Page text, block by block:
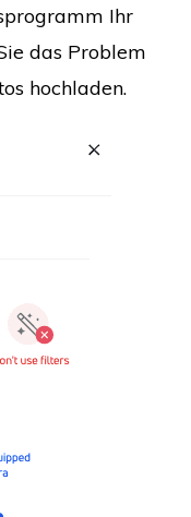
Ihr
das Problem
hochladen.